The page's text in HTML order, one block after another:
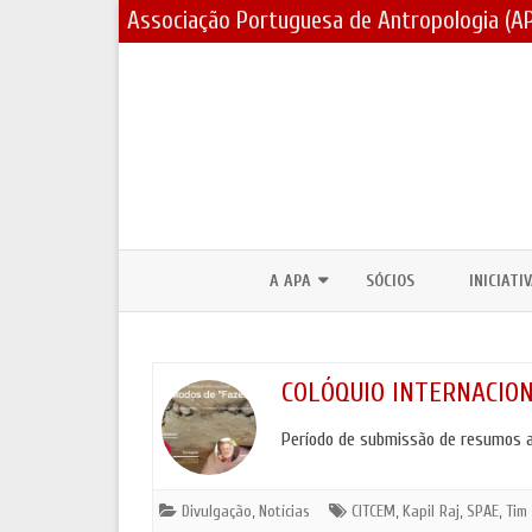
Associação Portuguesa de Antropologia
A APA
ASSEMBLEIAS GERAIS E ELEIÇÕES
PARCERIAS E PROTOCOLOS
SÓCIOS
BOLSAS
FÓRUNS
COLÓQUIO
Período de submissão de resumos
Divulgação,Notícias CITCEM,Kapil Raj,SPAE,